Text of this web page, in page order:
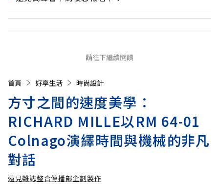
請往下繼續閱讀
首頁 好享生活 時尚設計
方寸之間的速度美學：
RICHARD MILLE以RM 64-01
Colnago演繹時間與機械的非凡
對話
遠見雜誌整合傳播部企劃製作